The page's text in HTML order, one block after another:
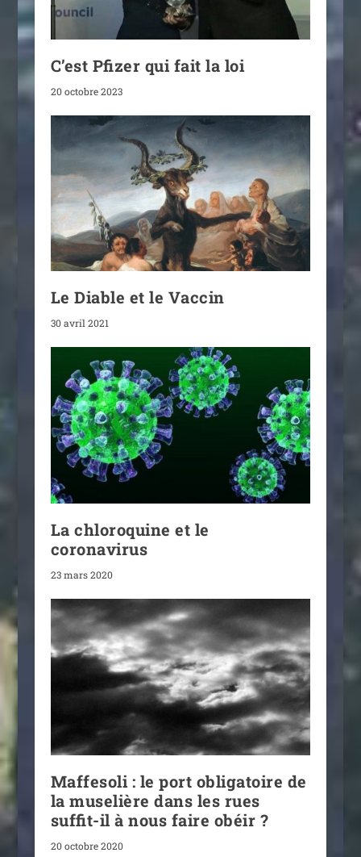
C’est Pfizer qui fait la loi
20 octobre 2023
Le Diable et le Vaccin
30 avril 2021
La chloroquine et le
coronavirus
23 mars 2020
Maffesoli : le port obligatoire de
la muselière dans les rues
suffit-il à nous faire obéir ?
20 octobre 2020